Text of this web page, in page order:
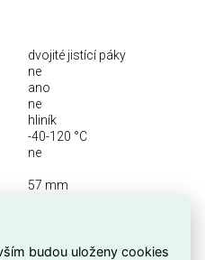
dvojité jistící páky
ne
ano
ne
hliník
-40-120 °C
ne
57 mm
70 mm
budou uloženy cookies